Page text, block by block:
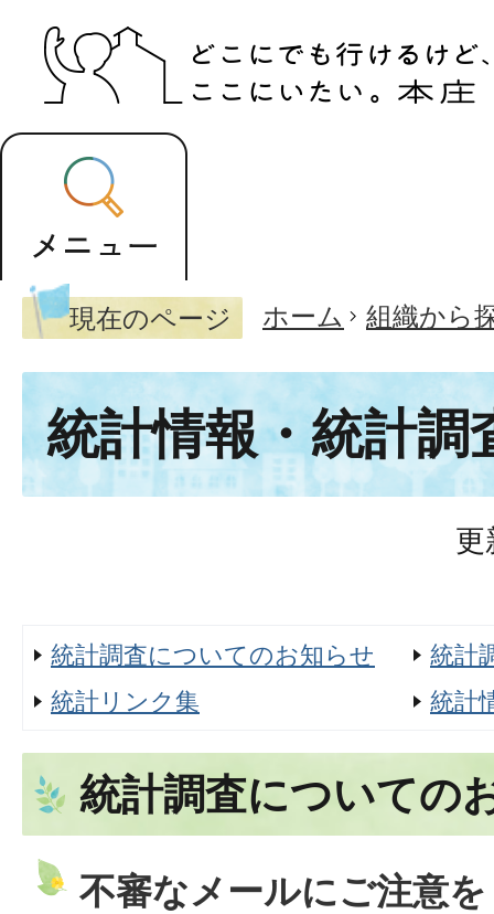
現在のページ ホーム 組織から
統計情報・統計調
更
統計調査についてのお知らせ
統計
統計リンク集
統計
統計調査についての
不審なメールにご注意